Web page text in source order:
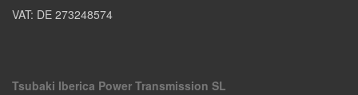
VAT: DE 273248574
Tsubaki Iberica Power Transmission SL